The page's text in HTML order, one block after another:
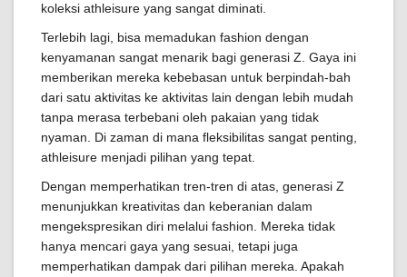
koleksi athleisure yang sangat diminati.
Terlebih lagi, bisa memadukan fashion dengan
kenyamanan sangat menarik bagi generasi Z. Gaya ini
memberikan mereka kebebasan untuk berpindah-bah
dari satu aktivitas ke aktivitas lain dengan lebih mudah
tanpa merasa terbebani oleh pakaian yang tidak
nyaman. Di zaman di mana fleksibilitas sangat penting,
athleisure menjadi pilihan yang tepat.
Dengan memperhatikan tren-tren di atas, generasi Z
menunjukkan kreativitas dan keberanian dalam
mengekspresikan diri melalui fashion. Mereka tidak
hanya mencari gaya yang sesuai, tetapi juga
memperhatikan dampak dari pilihan mereka. Apakah